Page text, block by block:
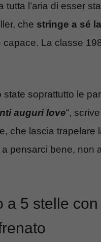
tutta l’aria di esser
che stringe a sé
La classe
soprattutto le
auguri love“,
che lascia trapelare
pensarci bene, non
a 5 stelle